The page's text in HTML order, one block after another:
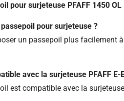
pour surjeteuse PFAFF 1450 OL
pour surjeteuse ?
un passepoil plus facilement
avec la surjeteuse PFAFF E-
est compatible avec la